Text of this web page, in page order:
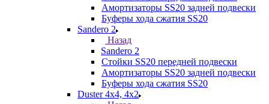
Амортизаторы SS20 задней подвески
Буферы хода сжатия SS20
Sandero 2
Назад
Sandero 2
Стойки SS20 передней подвески
Амортизаторы SS20 задней подвески
Буферы хода сжатия SS20
Duster 4х4, 4x2